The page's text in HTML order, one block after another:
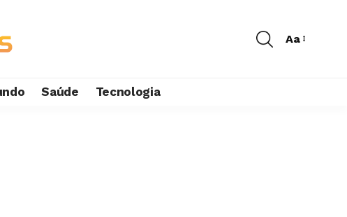
Aa
Saúde Tecnologia